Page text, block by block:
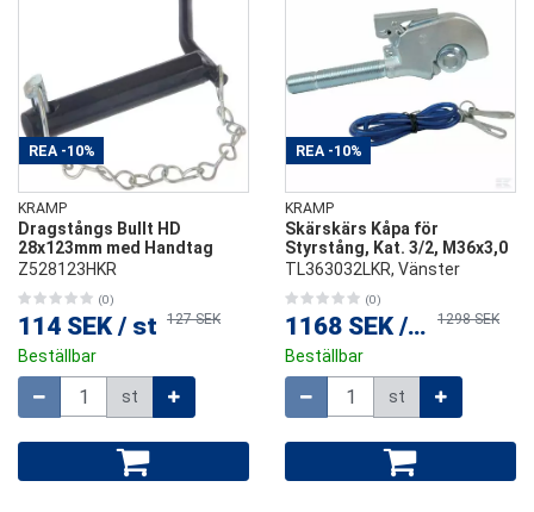
REA -10%
KRAMP
Dragstångs Bullt HD
28x123mm med Handtag
Z528123HKR
(0)
114 SEK / st 127 SEK
Beställbar
st
REA -10%
KRAMP
Skärskärs Kåpa för
Styrstång, Kat. 3/2, M36x3,0
TL363032LKR, Vänster
(0)
1168 SEK / st1298 SEK
Beställbar
st